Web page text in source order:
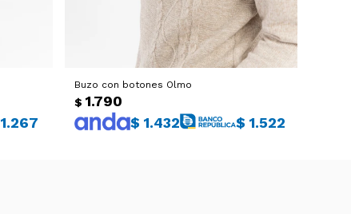
1.267
Buzo con botones Olmo
$ 1.790
$ 1.432 $ 1.522